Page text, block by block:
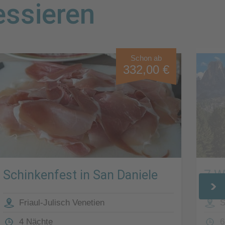
Schon ab
332,00 €
Schinkenfest in San Daniele
Friaul-Julisch Venetien
4 Nächte
7